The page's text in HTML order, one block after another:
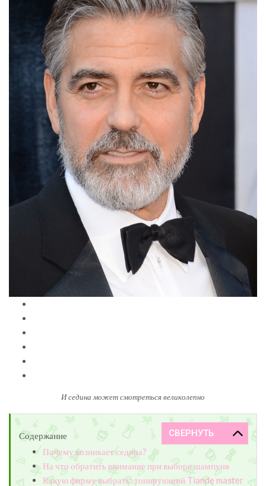
И седина может смотреться великолепно
Содержание
Почему возникает седина?
На что обратить внимание при выборе шампуня
Какую фирму выбрать: тонирующий Tiande master